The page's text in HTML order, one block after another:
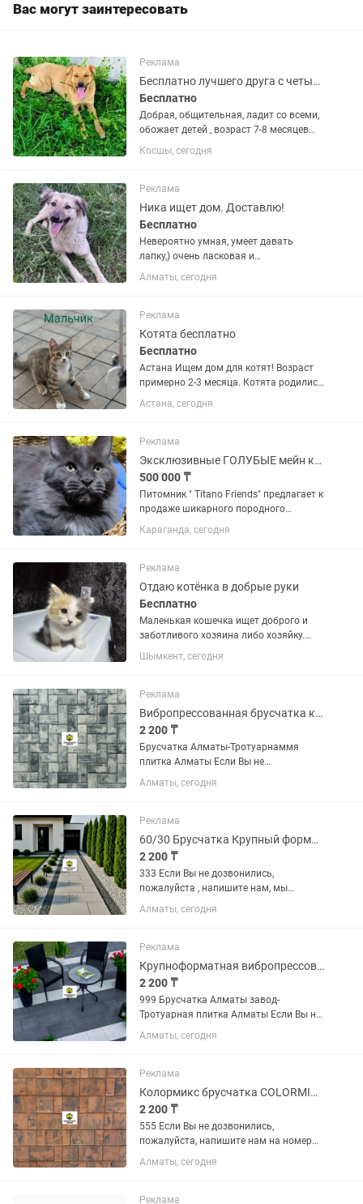
Вас могут заинтересовать
Реклама
Бесплатно лучшего друга с четырьмя лапами и хвостом, зовут собака Лесси!!!
Бесплатно
Добрая, общительная, ладит со всеми,
обожает детей , возраст 7-8 месяцев
собачка девочка. Зовут Лесси,
СТЕРИЛИЗована, рожать не будет,
добрых людей с теплым жильем во...
Косшы, сегодня
Реклама
Ника ищет дом. Доставлю!
Бесплатно
Невероятно умная, умеет давать
лапку,) очень ласковая и
любвеобильная девочка около 1-го
года, ищет самые добрые, любящие и
Обработана. Привита. С паспортом!
Рост ниже...
Алматы, сегодня
Реклама
Котята бесплатно
Бесплатно
Астана Ищем дом для котят! Возраст
примерно 2-3 месяца. Котята родились
у дворовой кошки и сейчас живут
возле нашего подъезда. Котята
нуждаются в доме и заботе....
Астана, сегодня
Реклама
Эксклюзивные ГОЛУБЫЕ мейн куны
500 000 ₸
Питoмник " Titano Friends" пpедлaгaeт к
пpoдаже шикарнoго пoрoдногo
мaльчикa Мейн кун. Мордастый,
меховой, редкий краcивый окрас,
Мальчик ласковый, воспитанный,
очень...
Караганда, сегодня
Реклама
Отдаю котёнка в добрые руки
Бесплатно
Маленькая кошечка ищет доброго и
заботливого хозяина либо хозяйку.
Малышка сама кушает и ходит в лоток.
Шымкент, сегодня
Реклама
Вибропрессованная брусчатка крупноформатная Алматы-Плитка тротуарная
2 200 ₸
Брусчатка Алматы-Тротуарнаммя
плитка Алматы Если Вы не
дозвонились, пожалуйста, напишите
нам на номер Билайн, мы обязательно
30/30-33/33 (под пешеходную зону)...
Алматы, сегодня
Реклама
60/30 Брусчатка Крупный формат-Плитка тротуарная 30/30
2 200 ₸
333 Если Вы не дозвонились,
пожалуйста , напишите нам, мы
обязательно Вам ответим! Тротуарная
плитка (3см) 30/30-33/33 (под
Вибропрессованная брусчатка 6см....
Алматы, сегодня
Реклама
Крупноформатная вибропрессованная брусчатка-Плитка тротуарная 010
2 200 ₸
999 Брусчатка Алматы завод-
Тротуарная плитка Алматы Если Вы не
дозвонились, пожалуйста , напишите
нам, мы обязательно Вам ответим!
(под пешеходную зону) от...
Алматы, сегодня
Реклама
Колормикс брусчатка COLORMIX-Плитка тротуарная
2 200 ₸
555 Если Вы не дозвонились,
пожалуйста, напишите нам на номер
Билайн, мы обязательно Вам ответим!
Тротуарная плитка (3см) 30/30-33/33
выше. Вибропрессованная...
Алматы, сегодня
Реклама